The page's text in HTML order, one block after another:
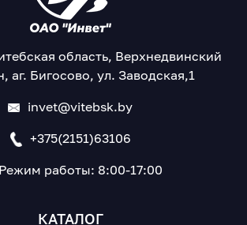
область, Верхнедвинский
аг. Бигосово, ул. Заводская,1
invet@vitebsk.by
+375(2151)63106
Режим работы: 8:00-17:00
КАТАЛОГ